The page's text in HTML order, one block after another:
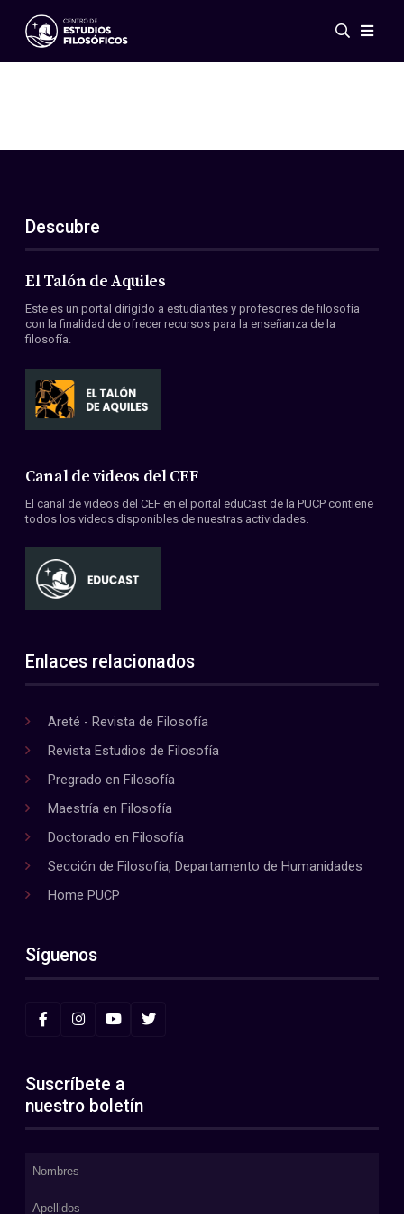
Eventos
ES
EN
Acerca de nosotros
Miembros
Convenios
Descubre
El Talón de Aquiles
Este es un portal dirigido a estudiantes y profesores de filosofía
con la finalidad de ofrecer recursos para la enseñanza de la
filosofía.
Canal de videos del CEF
El canal de videos del CEF en el portal eduCast de la PUCP contiene
todos los videos disponibles de nuestras actividades.
Enlaces relacionados
Areté - Revista de Filosofía
Revista Estudios de Filosofía
Pregrado en Filosofía
Maestría en Filosofía
Doctorado en Filosofía
Sección de Filosofía, Departamento de Humanidades
Home PUCP
Síguenos
Suscríbete a
nuestro boletín